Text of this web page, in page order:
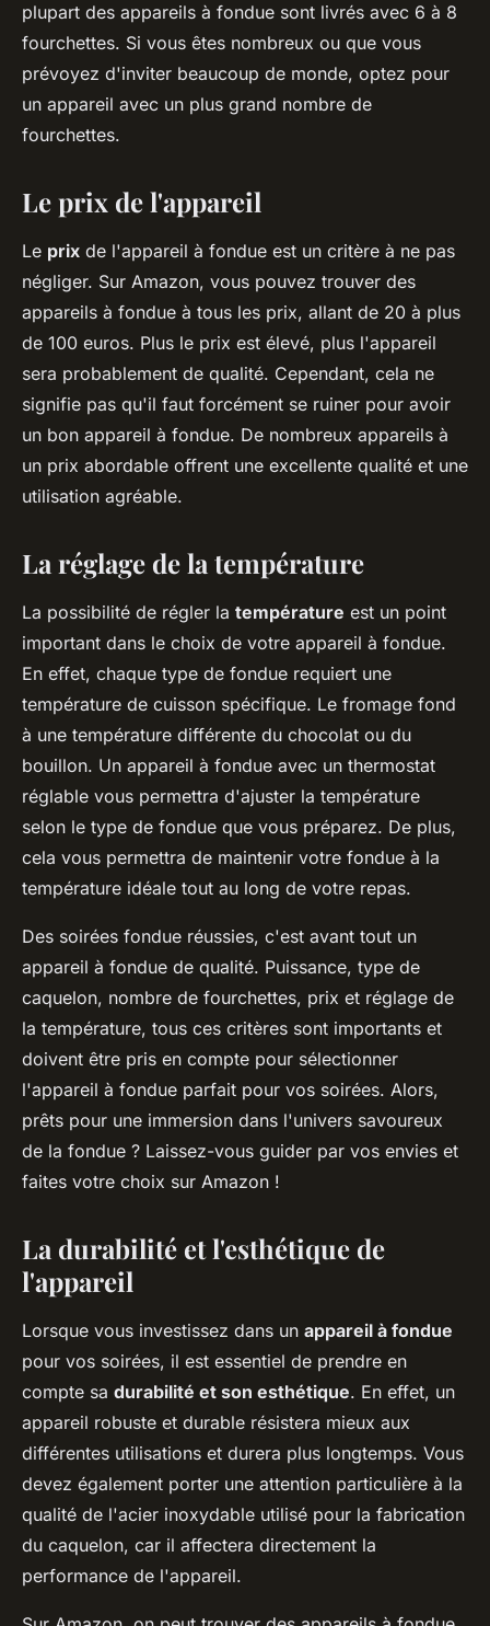
plupart des appareils à fondue sont livrés avec 6 à 8
fourchettes. Si vous êtes nombreux ou que vous
prévoyez d'inviter beaucoup de monde, optez pour
un appareil avec un plus grand nombre de
fourchettes.
Le prix de l'appareil
Le prix de l'appareil à fondue est un critère à ne pas
négliger. Sur Amazon, vous pouvez trouver des
appareils à fondue à tous les prix, allant de 20 à plus
de 100 euros. Plus le prix est élevé, plus l'appareil
sera probablement de qualité. Cependant, cela ne
signifie pas qu'il faut forcément se ruiner pour avoir
un bon appareil à fondue. De nombreux appareils à
un prix abordable offrent une excellente qualité et une
utilisation agréable.
La réglage de la température
La possibilité de régler la température est un point
important dans le choix de votre appareil à fondue.
En effet, chaque type de fondue requiert une
température de cuisson spécifique. Le fromage fond
à une température différente du chocolat ou du
bouillon. Un appareil à fondue avec un thermostat
réglable vous permettra d'ajuster la température
selon le type de fondue que vous préparez. De plus,
cela vous permettra de maintenir votre fondue à la
température idéale tout au long de votre repas.
Des soirées fondue réussies, c'est avant tout un
appareil à fondue de qualité. Puissance, type de
caquelon, nombre de fourchettes, prix et réglage de
la température, tous ces critères sont importants et
doivent être pris en compte pour sélectionner
l'appareil à fondue parfait pour vos soirées. Alors,
prêts pour une immersion dans l'univers savoureux
de la fondue ? Laissez-vous guider par vos envies et
faites votre choix sur Amazon !
La durabilité et l'esthétique de
l'appareil
Lorsque vous investissez dans un appareil à fondue
pour vos soirées, il est essentiel de prendre en
compte sa durabilité et son esthétique. En effet, un
appareil robuste et durable résistera mieux aux
différentes utilisations et durera plus longtemps. Vous
devez également porter une attention particulière à la
qualité de l'acier inoxydable utilisé pour la fabrication
du caquelon, car il affectera directement la
performance de l'appareil.